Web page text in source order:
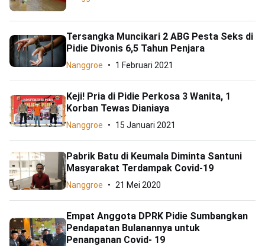
Tersangka Muncikari 2 ABG Pesta Seks di
Pidie Divonis 6,5 Tahun Penjara
Nanggroe 1 Februari 2021
Keji! Pria di Pidie Perkosa 3 Wanita, 1
Korban Tewas Dianiaya
Nanggroe 15 Januari 2021
Pabrik Batu di Keumala Diminta Santuni
Masyarakat Terdampak Covid-19
Nanggroe 21 Mei 2020
Empat Anggota DPRK Pidie Sumbangkan
Pendapatan Bulanannya untuk
Penanganan Covid- 19